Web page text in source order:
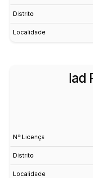
Distrito
Localidade
Iad
Nº Licença
Distrito
Localidade